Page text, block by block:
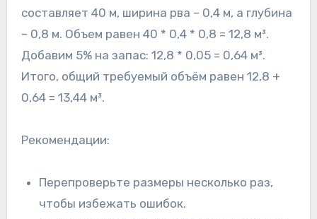
составляет 40 м, ширина рва – 0,4 м, а глубина
– 0,8 м. Объем равен 40 * 0,4 * 0,8 = 12,8 м³.
Добавим 5% на запас: 12,8 * 0,05 = 0,64 м³.
Итого, общий требуемый объём равен 12,8 +
0,64 = 13,44 м³.
Рекомендации:
Перепроверьте размеры несколько раз,
чтобы избежать ошибок.